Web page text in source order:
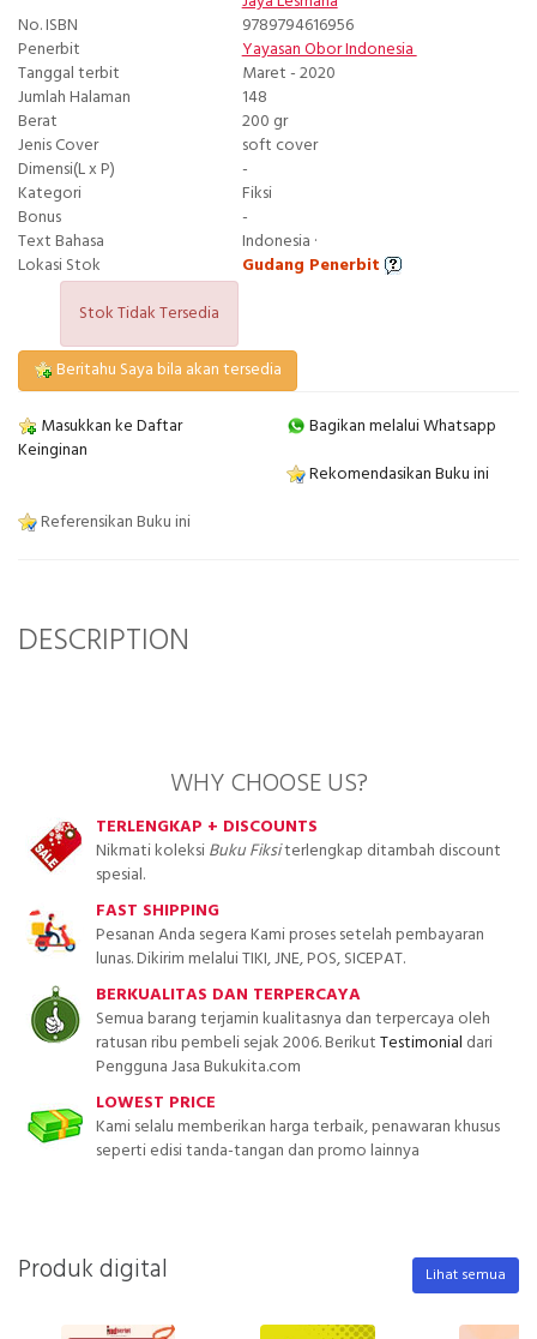
No. ISBN
9789794616956
Penerbit
Yayasan Obor Indonesia
Tanggal terbit
Maret - 2020
Jumlah Halaman
148
Berat
200 gr
Jenis Cover
soft cover
Dimensi(L x P)
-
Kategori
Fiksi
Bonus
-
Text Bahasa
Indonesia ·
Lokasi Stok
Gudang Penerbit
Stok Tidak Tersedia
Beritahu Saya bila akan tersedia
Masukkan ke Daftar
Keinginan
Bagikan melalui Whatsapp
Rekomendasikan Buku ini
Referensikan Buku ini
DESCRIPTION
WHY CHOOSE US?
TERLENGKAP + DISCOUNTS
Nikmati koleksiBuku Fiksiterlengkap ditambah discount
spesial.
FAST SHIPPING
Pesanan Anda segera Kami proses setelah pembayaran
lunas. Dikirim melalui TIKI, JNE, POS, SICEPAT.
BERKUALITAS DAN TERPERCAYA
Semua barang terjamin kualitasnya dan terpercaya oleh
ratusan ribu pembeli sejak 2006. BerikutTestimonial dari
Pengguna Jasa Bukukita.com
LOWEST PRICE
Kami selalu memberikan harga terbaik, penawaran khusus
seperti edisi tanda-tangan dan promo lainnya
Produk digital Lihat semua